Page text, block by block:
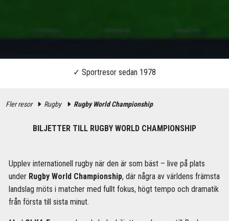
Fler resor Rugby Rugby World Championship
BILJETTER TILL RUGBY WORLD CHAMPIONSHIP
Upplev internationell rugby när den är som bäst – live på plats
under Rugby World Championship, där några av världens främsta
landslag möts i matcher med fullt fokus, högt tempo och dramatik
från första till sista minut.